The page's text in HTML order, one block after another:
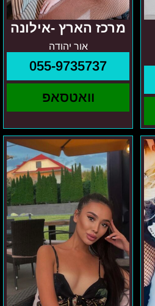
מרכז הארץ -אילונה
אור יהודה
055-9735737
וואטסאפ
נתניה
עד
אשדוד-מריה